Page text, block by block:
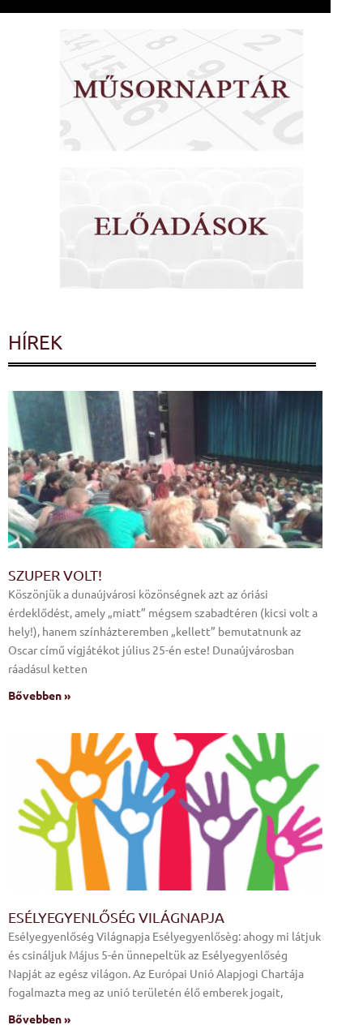
HÍREK
SZUPER VOLT!
Köszönjük a dunaújvárosi közönségnek azt az óriási
érdeklődést, amely „miatt” mégsem szabadtéren (kicsi volt a
hely!), hanem színházteremben „kellett” bemutatnunk az
Oscar című vígjátékot július 25-én este! Dunaújvárosban
ráadásul ketten
Bővebben »
ESÉLYEGYENLŐSÉG VILÁGNAPJA
Esélyegyenlőség Világnapja Esélyegyenlősèg: ahogy mi látjuk
és csináljuk Május 5-én ünnepeltük az Esélyegyenlőség
Napját az egész világon. Az Európai Unió Alapjogi Chartája
fogalmazta meg az unió területén élő emberek jogait,
Bővebben »
Oldal Oldal